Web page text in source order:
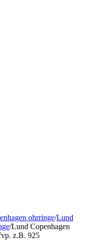
ohrringe/Lund
/Lund Copenhagen
z.B. 925